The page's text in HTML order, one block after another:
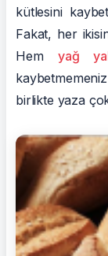
kütlesini
Fakat, her
Hemyağ
birlikte yaza